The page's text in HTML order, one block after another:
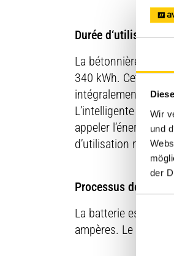
Wir
und
der
Durée d‘utilisation
La bétonnière
340 kWh. Cette
intégralement
L’intelligente
appeler l’énergie
d’utilisation
Processus de
La batterie est
ampères. Le